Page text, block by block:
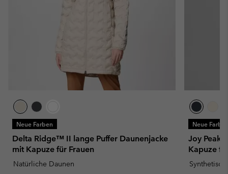
Neue Farben
Delta Ridge™ II lange Puffer Daunenjacke
mit Kapuze für Frauen
Natürliche Daunen
Neue
Joy
Kapuze